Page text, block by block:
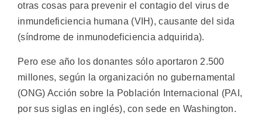
otras cosas para prevenir el contagio del virus de
inmundeficiencia humana (VIH), causante del sida
(síndrome de inmunodeficiencia adquirida).
Pero ese año los donantes sólo aportaron 2.500
millones, según la organización no gubernamental
(ONG) Acción sobre la Población Internacional (PAI,
por sus siglas en inglés), con sede en Washington.